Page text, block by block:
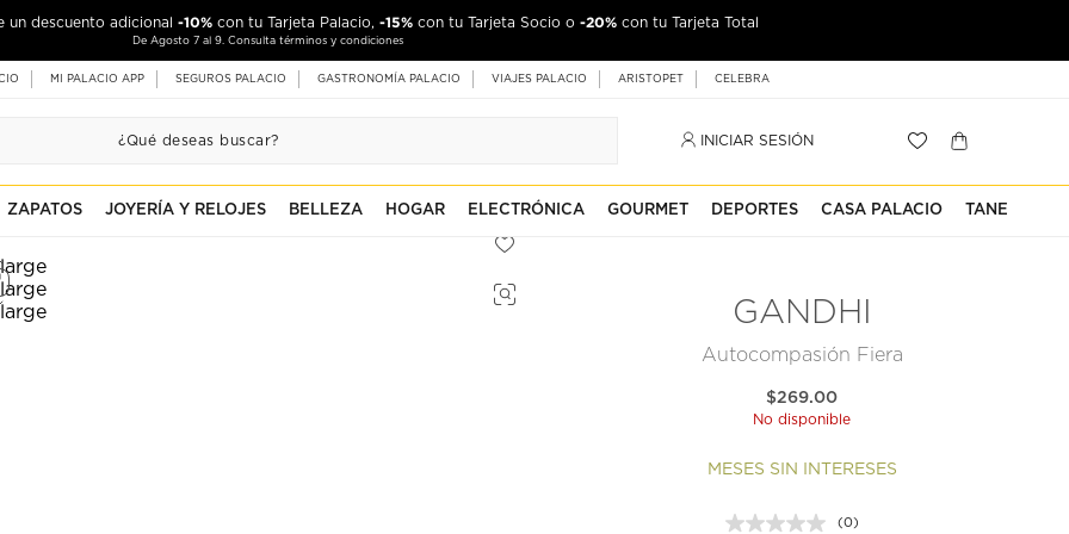
un descuento adicional -10% con tu Tarjeta Palacio, -15% con tu Tarjeta Socio o -20% con tu Tarjeta Total
De Agosto 7 al 9. Consulta términos y condiciones
MI PALACIO APP SEGUROS PALACIO GASTRONOMÍA PALACIO VIAJES PALACIO ARISTOPET CELEBRA
INICIAR SESIÓN
ZAPATOS JOYERÍA Y RELOJES BELLEZA HOGAR ELECTRÓNICA GOURMET DEPORTES CASA PALACIO TANE
GANDHI
Autocompasión Fiera
$269.00
No disponible
MESES SIN INTERESES
(0)